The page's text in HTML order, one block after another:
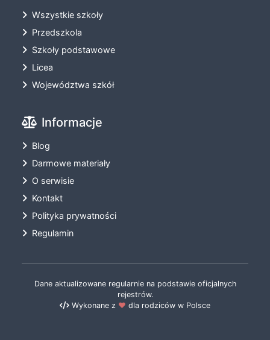
Wszystkie szkoły
Przedszkola
Szkoły podstawowe
Licea
Województwa szkół
Informacje
Blog
Darmowe materiały
O serwisie
Kontakt
Polityka prywatności
Regulamin
Dane aktualizowane regularnie na podstawie oficjalnych
rejestrów.
Wykonane z ❤️ dla rodziców w Polsce